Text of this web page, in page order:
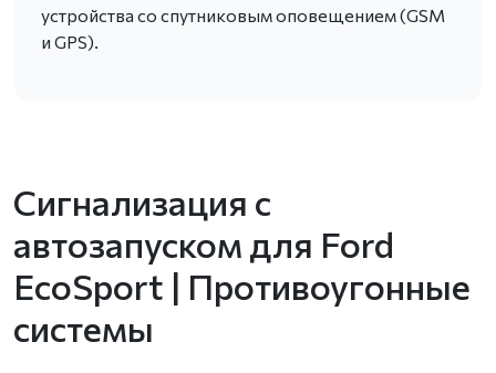
устройства со спутниковым оповещением (GSM
и GPS).
Сигнализация с
автозапуском для Ford
EcoSport | Противоугонные
системы